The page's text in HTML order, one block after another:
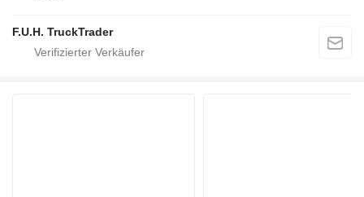
F.U.H. TruckTrader